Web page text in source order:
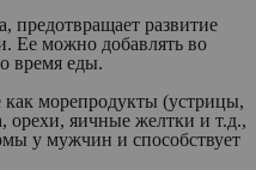
предотвращает развитие
Ее можно добавлять во
время еды.
морепродукты (устрицы,
орехи, яичные желтки и т.д.,
у мужчин и способствует